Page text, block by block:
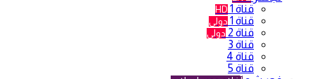
قناة 1 HD
قناة 1 دولي
قناة 2 دولي
قناة 3
قناة 4
قناة 5